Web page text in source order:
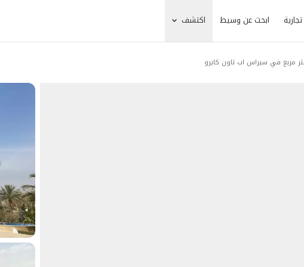
تجارية ابحث عن وسيط اكتشف